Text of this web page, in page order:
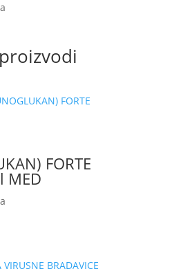
FORTE
MED